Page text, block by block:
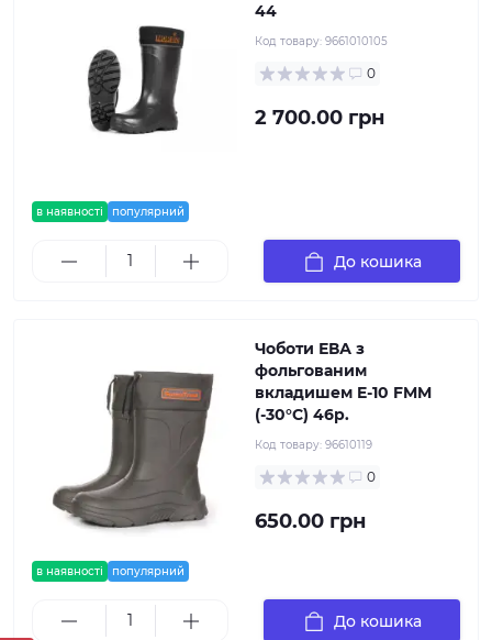
в наявності популярний
44
Код товару: 9661010105
0
2 700.00 грн
До кошика
в наявності популярний
Чоботи ЕВА з
фольгованим
вкладишем E-10 FMM
(-30°C) 46р.
Код товару: 96610119
0
650.00 грн
До кошика